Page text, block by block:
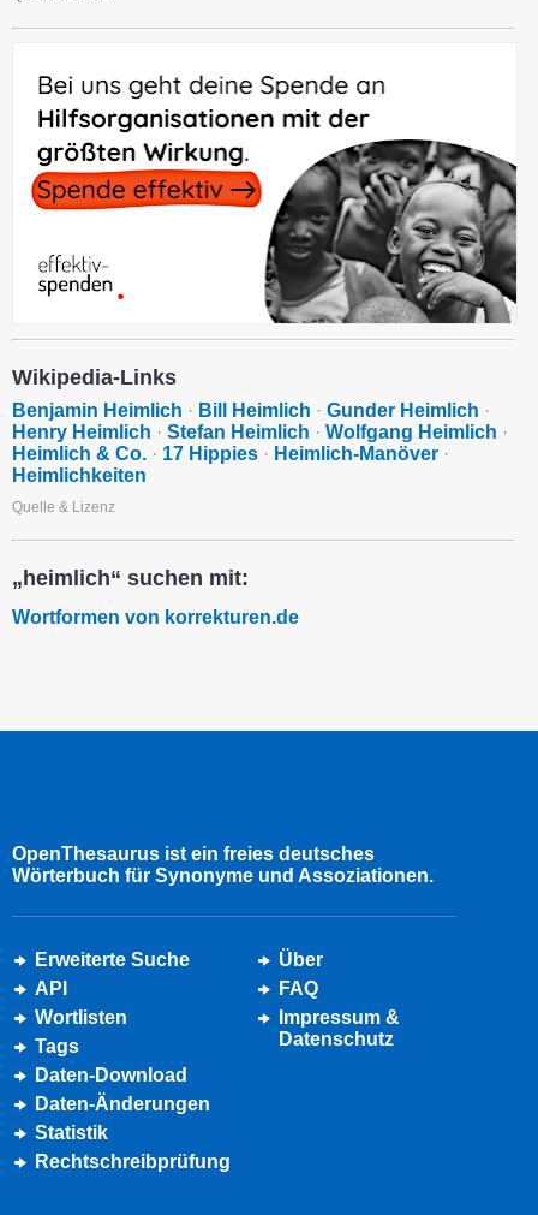
Wikipedia-Links
Benjamin Heimlich · Bill Heimlich · Gunder Heimlich ·
Henry Heimlich · Stefan Heimlich · Wolfgang Heimlich ·
Heimlich & Co. · 17 Hippies · Heimlich-Manöver ·
Heimlichkeiten
Quelle & Lizenz
„heimlich“ suchen mit:
Wortformen von korrekturen.de
OpenThesaurus ist ein freies deutsches
Wörterbuch für Synonyme und Assoziationen.
Erweiterte Suche
API
Wortlisten
Tags
Daten-Download
Daten-Änderungen
Statistik
Rechtschreibprüfung
Über
FAQ
Impressum &
Datenschutz